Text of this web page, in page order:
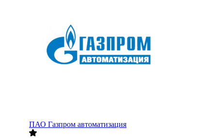
ПАО Газпром автоматизация